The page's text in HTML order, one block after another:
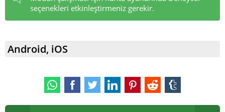
seçenekleri etkinleştirmeniz gerekir.
Android, iOS